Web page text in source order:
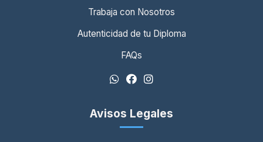
Trabaja con Nosotros
Autenticidad de tu Diploma
FAQs
Avisos Legales